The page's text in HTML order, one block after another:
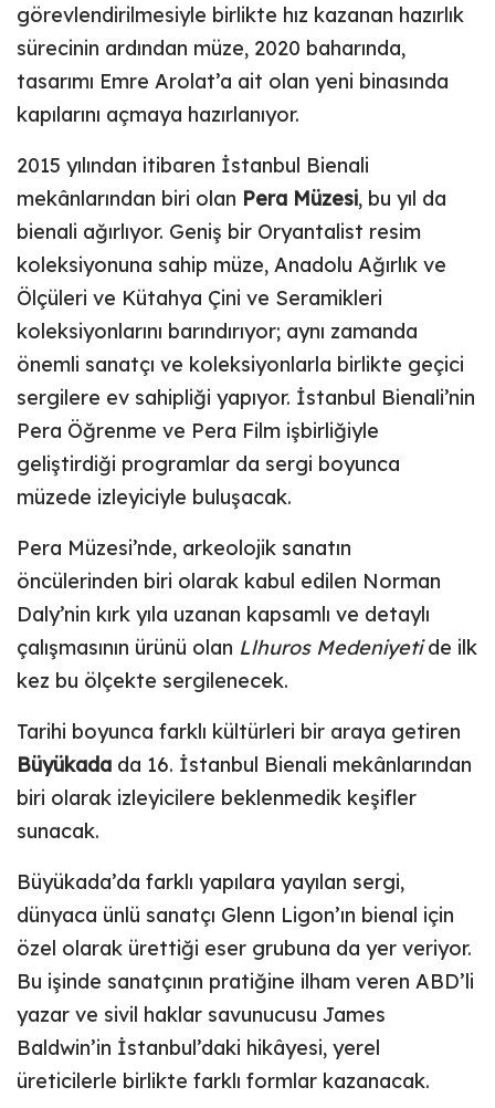
görevlendirilmesiyle birlikte hız kazanan hazırlık
sürecinin ardından müze, 2020 baharında,
tasarımı Emre Arolat’a ait olan yeni binasında
kapılarını açmaya hazırlanıyor.
2015 yılından itibaren İstanbul Bienali
mekânlarından biri olan Pera Müzesi, bu yıl da
bienali ağırlıyor. Geniş bir Oryantalist resim
koleksiyonuna sahip müze, Anadolu Ağırlık ve
Ölçüleri ve Kütahya Çini ve Seramikleri
koleksiyonlarını barındırıyor; aynı zamanda
önemli sanatçı ve koleksiyonlarla birlikte geçici
sergilere ev sahipliği yapıyor. İstanbul Bienali’nin
Pera Öğrenme ve Pera Film işbirliğiyle
geliştirdiği programlar da sergi boyunca
müzede izleyiciyle buluşacak.
Pera Müzesi’nde, arkeolojik sanatın
öncülerinden biri olarak kabul edilen Norman
Daly’nin kırk yıla uzanan kapsamlı ve detaylı
çalışmasının ürünü olan Llhuros Medeniyetide ilk
kez bu ölçekte sergilenecek.
Tarihi boyunca farklı kültürleri bir araya getiren
Büyükada da 16. İstanbul Bienali mekânlarından
biri olarak izleyicilere beklenmedik keşifler
sunacak.
Büyükada’da farklı yapılara yayılan sergi,
dünyaca ünlü sanatçı Glenn Ligon’ın bienal için
özel olarak ürettiği eser grubuna da yer veriyor.
Bu işinde sanatçının pratiğine ilham veren ABD’li
yazar ve sivil haklar savunucusu James
Baldwin’in İstanbul’daki hikâyesi, yerel
üreticilerle birlikte farklı formlar kazanacak.